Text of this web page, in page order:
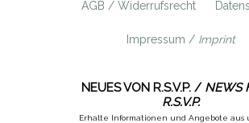
AGB / Widerrufsrecht
Impressum / Imprint
NEUES VON R.S.V.P. / NEWS
R.S.V.P.
Erhalte Informationen und Angebote aus